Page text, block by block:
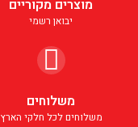
מוצרים מקוריים
יבואן רשמי
משלוחים
משלוחים לכל חלקי הארץ